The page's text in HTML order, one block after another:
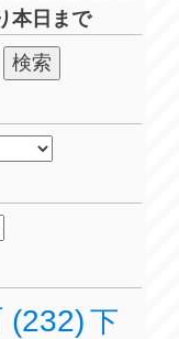
本日まで
(232) 下